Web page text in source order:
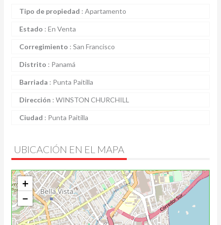
Tipo de propiedad : Apartamento
Estado : En Venta
Corregimiento : San Francisco
Distrito : Panamá
Barriada : Punta Paitilla
Dirección : WINSTON CHURCHILL
Ciudad : Punta Paitilla
UBICACIÓN EN EL MAPA
+
−